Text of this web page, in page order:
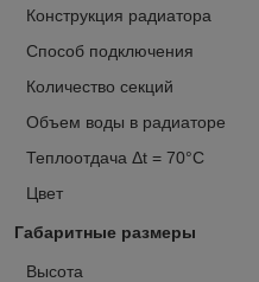
Конструкция радиатора
Способ подключения
Количество секций
Объем воды в радиаторе
Теплоотдача Δt = 70°C
Цвет
Габаритные размеры
Высота